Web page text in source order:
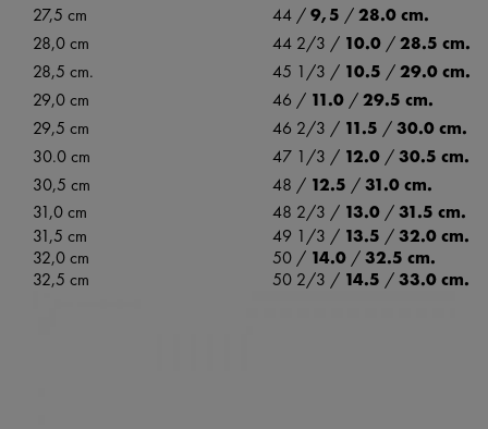
27,5 cm
44 /9,5 /28.0 cm.
28,0 cm
44 2/3 / 10.0 /28.5 cm.
28,5 cm.
45 1/3 / 10.5 /29.0 cm.
29,0 cm
46 / 11.0 /29.5 cm.
29,5 cm
46 2/3 / 11.5 /30.0 cm.
30.0 cm
47 1/3 / 12.0 /30.5 cm.
30,5 cm
48 / 12.5 /31.0 cm.
31,0 cm
48 2/3 / 13.0 /31.5 cm.
31,5 cm
49 1/3 / 13.5 /32.0 cm.
32,0 cm
50 / 14.0 /32.5 cm.
32,5 cm
50 2/3 / 14.5 /33.0 cm.